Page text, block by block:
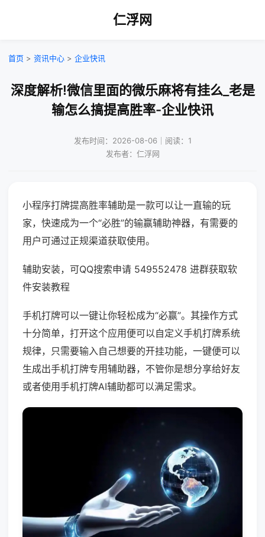
仁浮网
首页 > 资讯中心 > 企业快讯
深度解析!微信里面的微乐麻将有挂么_老是
输怎么搞提高胜率-企业快讯
发布时间：2026-08-06｜阅读：1
发布者：仁浮网
小程序打牌提高胜率辅助是一款可以让一直输的玩
家，快速成为一个“必胜”的输赢辅助神器，有需要的
用户可通过正规渠道获取使用。
辅助安装，可QQ搜索申请 549552478 进群获取软
件安装教程
手机打牌可以一键让你轻松成为“必赢”。其操作方式
十分简单，打开这个应用便可以自定义手机打牌系统
规律，只需要输入自己想要的开挂功能，一键便可以
生成出手机打牌专用辅助器，不管你是想分享给好友
或者使用手机打牌AI辅助都可以满足需求。